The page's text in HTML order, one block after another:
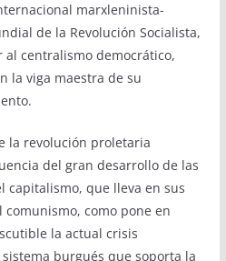
marxleninista-
de la Revolución Socialista,
centralismo democrático,
la viga maestra de su
la revolución proletaria
del gran desarrollo de las
capitalismo, que lleva en sus
como pone en
la actual crisis
burgués que soporta la